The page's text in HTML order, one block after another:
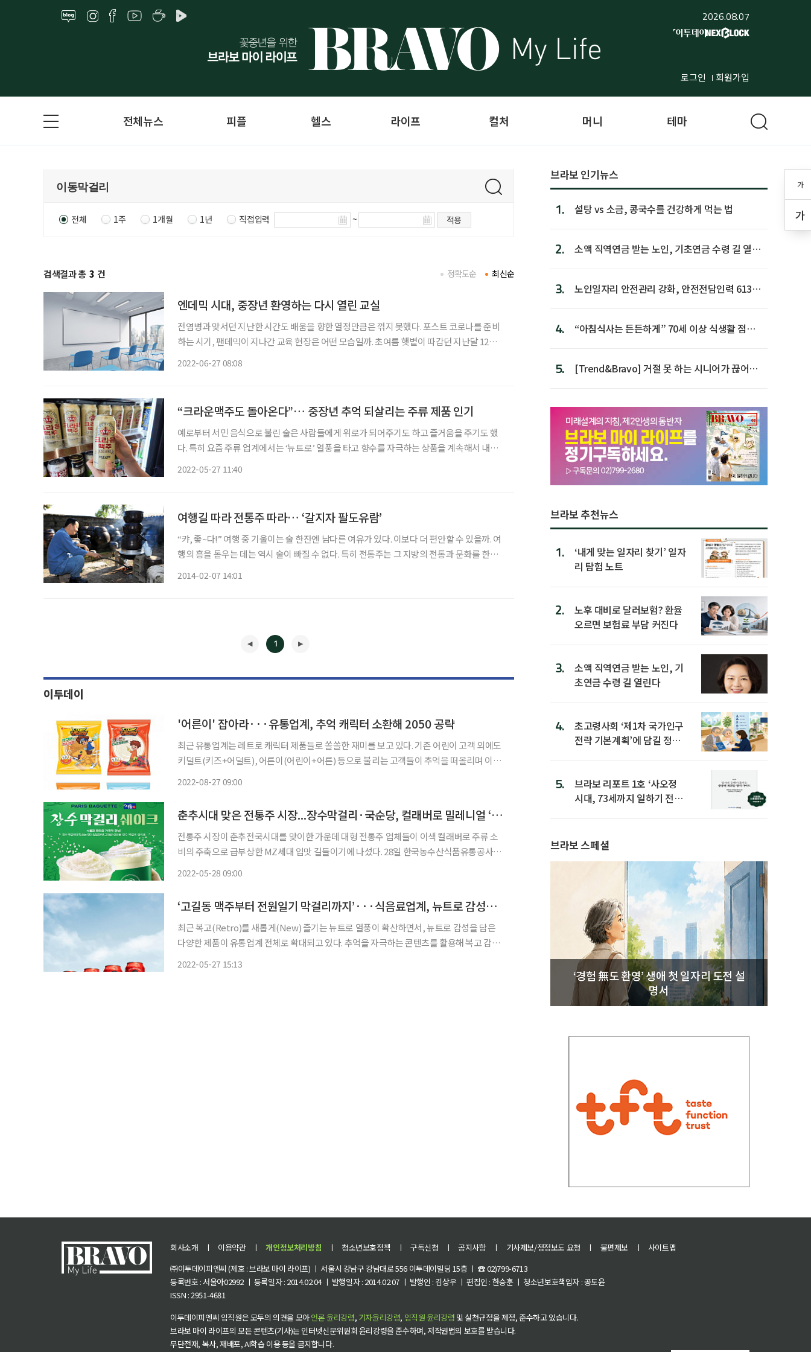
2026.08.07
로그인 회원가입
가
가
전체뉴스 피플 헬스 라이프 컬처 머니 테마
전체 1주 1개월 1년 직접입력 ~ 적용
검색결과 총 3 건 최신순
정확도순
엔데믹 시대, 중장년 환영하는 다시 열린 교실
전염병과 맞서던 지난한 시간도 배움을 향한 열정만큼은 꺾지 못했다. 포스트 코로나를 준비
하는 시기, 팬데믹이 지나간 교육 현장은 어떤 모습일까. 초여름 햇볕이 따갑던 지난달 12일,
2022-06-27 08:08
“크라운맥주도 돌아온다”… 중장년 추억 되살리는 주류 제품 인기
예로부터 서민 음식으로 불린 술은 사람들에게 위로가 되어주기도 하고 즐거움을 주기도 했
다. 특히 요즘 주류 업계에서는 ‘뉴트로’ 열풍을 타고 향수를 자극하는 상품을 계속해서 내놓
2022-05-27 11:40
여행길 따라 전통주 따라… ‘갈지자 팔도유람’
“캬, 좋~다!” 여행 중 기울이는 술 한잔엔 남다른 여유가 있다. 이보다 더 편안할 수 있을까. 여
행의 흥을 돋우는 데는 역시 술이 빠질 수 없다. 특히 전통주는 그 지방의 전통과 문화를 한잔
2014-02-07 14:01
1
이투데이
'어른이' 잡아라···유통업계, 추억 캐릭터 소환해 2050 공략
최근 유통업계는 레트로 캐릭터 제품들로 쏠쏠한 재미를 보고 있다. 기존 어린이 고객 외에도
키덜트(키즈+어덜트), 어른이(어린이+어른) 등으로 불리는 고객들이 추억을 떠올리며 이들
2022-08-27 09:00
춘추시대 맞은 전통주 시장...장수막걸리·국순당, 컬래버로 밀레니얼 ‘입맛’ 잡아볼까
전통주 시장이 춘추전국시대를 맞이한 가운데 대형 전통주 업체들이 이색 컬래버로 주류 소
비의 주축으로 급부상한 MZ세대 입맛 길들이기에 나섰다. 28일 한국농수산식품유통공사에
2022-05-28 09:00
‘고길동 맥주부터 전원일기 막걸리까지’···식음료업계, 뉴트로 감성으로 소비자 ‘유혹’
최근 복고(Retro)를 새롭게(New) 즐기는 뉴트로 열풍이 확산하면서, 뉴트로 감성을 담은
다양한 제품이 유통업계 전체로 확대되고 있다. 추억을 자극하는 콘텐츠를 활용해 복고 감성
2022-05-27 15:13
브라보 인기뉴스
1. 설탕 vs 소금, 콩국수를 건강하게 먹는 법
2.
소액 직역연금 받는 노인, 기초연금 수령 길 열린
3.
노인일자리 안전관리 강화, 안전전담인력 613명
4.
“아침식사는 든든하게” 70세 이상 식생활 점수
5.
[Trend&Bravo] 거절 못 하는 시니어가 끊어야
브라보 추천뉴스
1.
‘내게 맞는 일자리 찾기’ 일자
리 탐험 노트
2.
노후 대비로 달러보험? 환율
오르면 보험료 부담 커진다
3.
소액 직역연금 받는 노인, 기
초연금 수령 길 열린다
4.
초고령사회 ‘제1차 국가인구
전략 기본계획’에 담길 정책
5.
브라보 리포트 1호 ‘사오정
시대, 73세까지 일하기 전략’
브라보 스페셜
‘경험 無도 환영’ 생애 첫 일자리 도전 설
명서
회사소개 ㅣ 이용약관 ㅣ 개인정보처리방침 ㅣ 청소년보호정책 ㅣ 구독신청 ㅣ 공지사항 ㅣ 기사제보/정정보도 요청 ㅣ 불편제보 ㅣ
사이트맵
㈜이투데이피엔씨 (제호 : 브라보 마이 라이프) ㅣ 서울시 강남구 강남대로 556 이투데이빌딩 15층 ㅣ ☎ 02)799-6713
등록번호 : 서울아02992 ㅣ 등록일자 : 2014.02.04 ㅣ 발행일자 : 2014.02.07 ㅣ 발행인 : 김상우 ㅣ 편집인 : 한승훈 ㅣ 청소년보호책임자 : 공도윤
ISSN : 2951-4681
이투데이피엔씨 임직원은 모두의 의견을 모아언론 윤리강령, 기자윤리강령, 임직원 윤리강령 및 실천규정을 제정, 준수하고 있습니다.
브라보 마이 라이프의 모든 콘텐츠(기사)는 인터넷신문위원회 윤리강령을 준수하며, 저작권법의 보호를 받습니다.
무단전재, 복사, 재배포, AI학습 이용 등을 금지합니다.